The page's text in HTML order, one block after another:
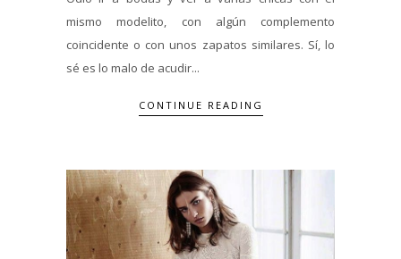
mismo modelito, con algún complemento
coincidente o con unos zapatos similares. Sí, lo
sé es lo malo de acudir...
CONTINUE READING